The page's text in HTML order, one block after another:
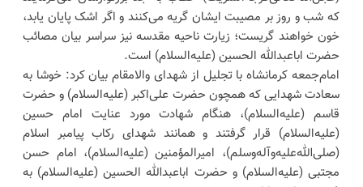
که شب و روز بر مصیبت ایشان گریه می‌کنند و اگر اشک پایان یابد،
خون خواهند گریست؛ زیارت ناحیه مقدسه نیز سراسر بیان مصائب
حضرت اباعبدالله الحسین (علیه‌السلام) است.
امام‌جمعه کرمانشاه با تجلیل از شهدای والامقام بیان کرد: خوشا به
سعادت شهدایی که همچون حضرت علی‌اکبر (علیه‌السلام) و حضرت
قاسم (علیه‌السلام)، هنگام شهادت مورد عنایت امام حسین
(علیه‌السلام) قرار گرفتند و همانند شهدای رکاب پیامبر اسلام
(صلی‌الله‌علیه‌وآله‌وسلم)، امیرالمؤمنین (علیه‌السلام)، امام حسن
مجتبی (علیه‌السلام) و حضرت اباعبدالله الحسین (علیه‌السلام) به